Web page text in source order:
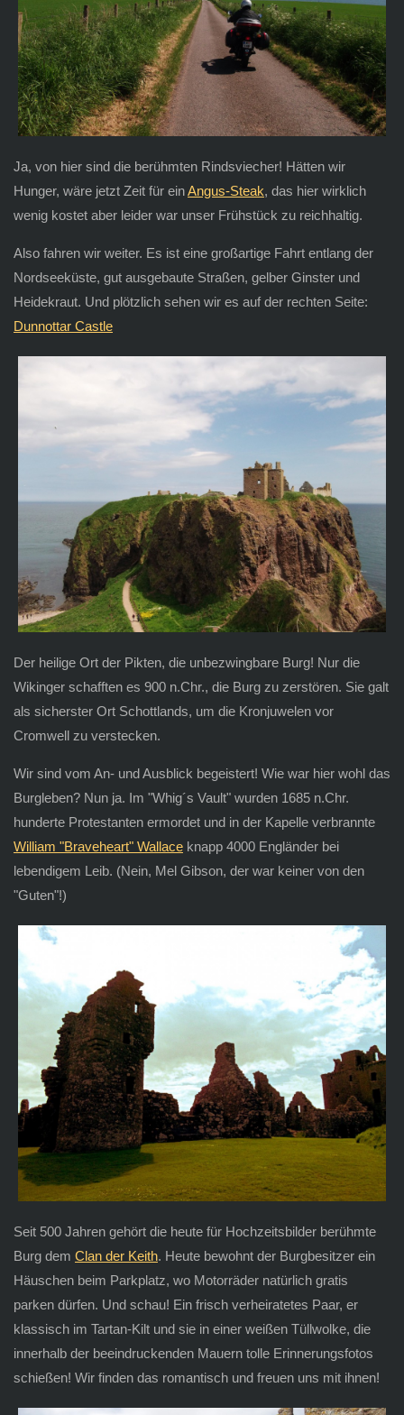
Ja, von hier sind die berühmten Rindsviecher! Hätten wir
Hunger, wäre jetzt Zeit für einAngus-Steak, das hier wirklich
wenig kostet aber leider war unser Frühstück zu reichhaltig.
Also fahren wir weiter. Es ist eine großartige Fahrt entlang der
Nordseeküste, gut ausgebaute Straßen, gelber Ginster und
Heidekraut. Und plötzlich sehen wir es auf der rechten Seite:
Dunnottar Castle
Der heilige Ort der Pikten, die unbezwingbare Burg! Nur die
Wikinger schafften es 900 n.Chr., die Burg zu zerstören. Sie galt
als sicherster Ort Schottlands, um die Kronjuwelen vor
Cromwell zu verstecken.
Wir sind vom An- und Ausblick begeistert! Wie war hier wohl das
Burgleben? Nun ja. Im "Whig´s Vault" wurden 1685 n.Chr.
hunderte Protestanten ermordet und in der Kapelle verbrannte
William "Braveheart" Wallaceknapp 4000 Engländer bei
lebendigem Leib. (Nein, Mel Gibson, der war keiner von den
"Guten"!)
Seit 500 Jahren gehört die heute für Hochzeitsbilder berühmte
Burg dem Clan der Keith. Heute bewohnt der Burgbesitzer ein
Häuschen beim Parkplatz, wo Motorräder natürlich gratis
parken dürfen. Und schau! Ein frisch verheiratetes Paar, er
klassisch im Tartan-Kilt und sie in einer weißen Tüllwolke, die
innerhalb der beeindruckenden Mauern tolle Erinnerungsfotos
schießen! Wir finden das romantisch und freuen uns mit ihnen!